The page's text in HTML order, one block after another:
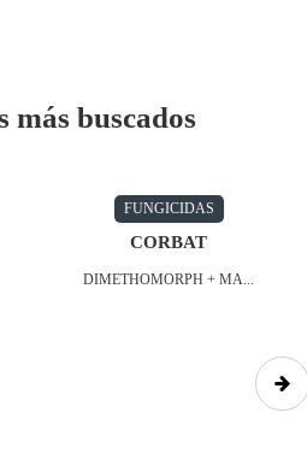
más buscados
FUNGICIDAS
CORBAT
DIMETHOMORPH + MA...